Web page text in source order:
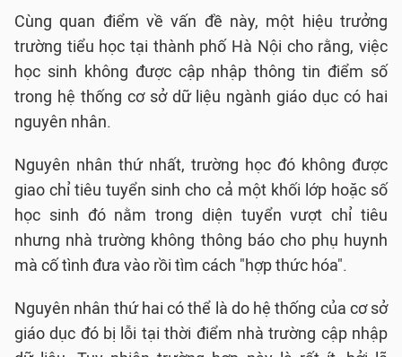
Cùng quan điểm về vấn đề này, một hiệu trưởng
trường tiểu học tại thành phố Hà Nội cho rằng, việc
học sinh không được cập nhập thông tin điểm số
trong hệ thống cơ sở dữ liệu ngành giáo dục có hai
nguyên nhân.
Nguyên nhân thứ nhất, trường học đó không được
giao chỉ tiêu tuyển sinh cho cả một khối lớp hoặc số
học sinh đó nằm trong diện tuyển vượt chỉ tiêu
nhưng nhà trường không thông báo cho phụ huynh
mà cố tình đưa vào rồi tìm cách "hợp thức hóa".
Nguyên nhân thứ hai có thể là do hệ thống của cơ sở
giáo dục đó bị lỗi tại thời điểm nhà trường cập nhập